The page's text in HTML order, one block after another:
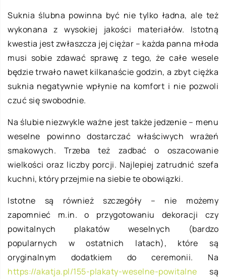
Suknia ślubna powinna być nie tylko ładna, ale też
wykonana z wysokiej jakości materiałów. Istotną
kwestia jest zwłaszcza jej ciężar – każda panna młoda
musi sobie zdawać sprawę z tego, że całe wesele
będzie trwało nawet kilkanaście godzin, a zbyt ciężka
suknia negatywnie wpłynie na komfort i nie pozwoli
czuć się swobodnie.
Na ślubie niezwykle ważne jest także jedzenie – menu
weselne powinno dostarczać właściwych wrażeń
smakowych. Trzeba też zadbać o oszacowanie
wielkości oraz liczby porcji. Najlepiej zatrudnić szefa
kuchni, który przejmie na siebie te obowiązki.
Istotne są również szczegóły – nie możemy
zapomnieć m.in. o przygotowaniu dekoracji czy
powitalnych plakatów weselnych (bardzo
popularnych w ostatnich latach), które są
oryginalnym dodatkiem do ceremonii. Na
https://akatja.pl/155-plakaty-weselne-powitalne są